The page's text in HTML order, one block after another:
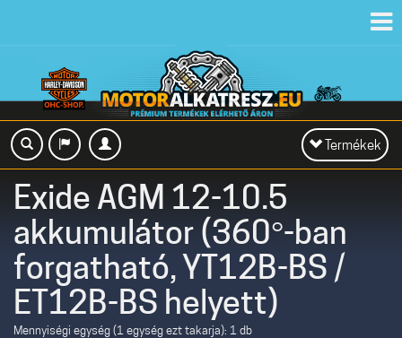
Toggle
navigation
Termékek
Exide AGM 12-10.5
akkumulátor (360°-ban
forgatható, YT12B-BS /
ET12B-BS helyett)
Mennyiségi egység (1 egység ezt takarja): 1 db